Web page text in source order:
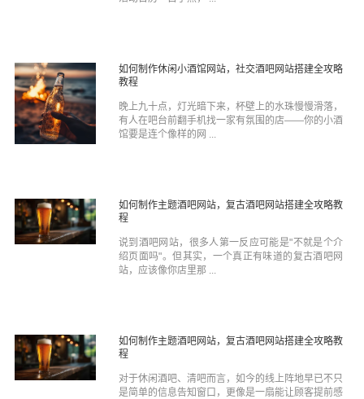
如何制作休闲小酒馆网站，社交酒吧网站搭建全攻略
教程
晚上九十点，灯光暗下来，杯壁上的水珠慢慢滑落，
有人在吧台前翻手机找一家有氛围的店——你的小酒
馆要是连个像样的网 ...
如何制作主题酒吧网站，复古酒吧网站搭建全攻略教
程
说到酒吧网站，很多人第一反应可能是"不就是个介
绍页面吗"。但其实，一个真正有味道的复古酒吧网
站，应该像你店里那 ...
如何制作主题酒吧网站，复古酒吧网站搭建全攻略教
程
对于休闲酒吧、清吧而言，如今的线上阵地早已不只
是简单的信息告知窗口，更像是一扇能让顾客提前感